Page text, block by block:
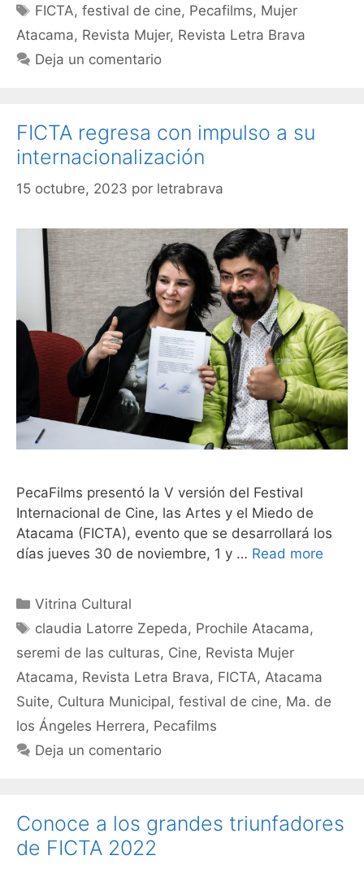
FICTA,festival de cine, Pecafilms, Mujer
Atacama, Revista Mujer, Revista Letra Brava
Deja un comentario
FICTA regresa con impulso a su
internacionalización
15 octubre, 2023 por letrabrava
PecaFilms presentó la V versión del Festival
Internacional de Cine, las Artes y el Miedo de
Atacama (FICTA), evento que se desarrollará los
días jueves 30 de noviembre, 1 y … Read more
Vitrina Cultural
claudia Latorre Zepeda, Prochile Atacama,
seremi de las culturas, Cine, Revista Mujer
Atacama, Revista Letra Brava, FICTA, Atacama
Suite, Cultura Municipal, festival de cine, Ma. de
los Ángeles Herrera, Pecafilms
Deja un comentario
Conoce a los grandes triunfadores
de FICTA 2022